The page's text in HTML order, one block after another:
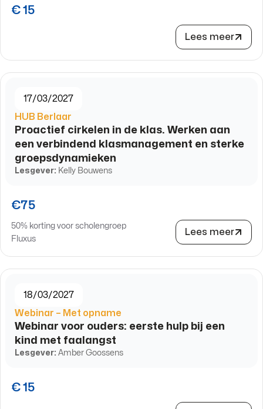
€ 15
Lees meer
17/03/2027
HUB Berlaar
Proactief cirkelen in de klas. Werken aan
een verbindend klasmanagement en sterke
groepsdynamieken
Lesgever: Kelly Bouwens
€75
50% korting voor scholengroep
Fluxus
Lees meer
18/03/2027
Webinar – Met opname
Webinar voor ouders: eerste hulp bij een
kind met faalangst
Lesgever: Amber Goossens
€ 15